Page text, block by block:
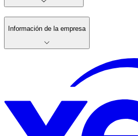
Información de la empresa